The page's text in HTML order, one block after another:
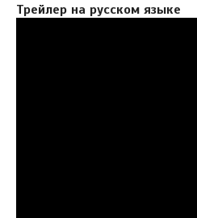
Трейлер на русском языке